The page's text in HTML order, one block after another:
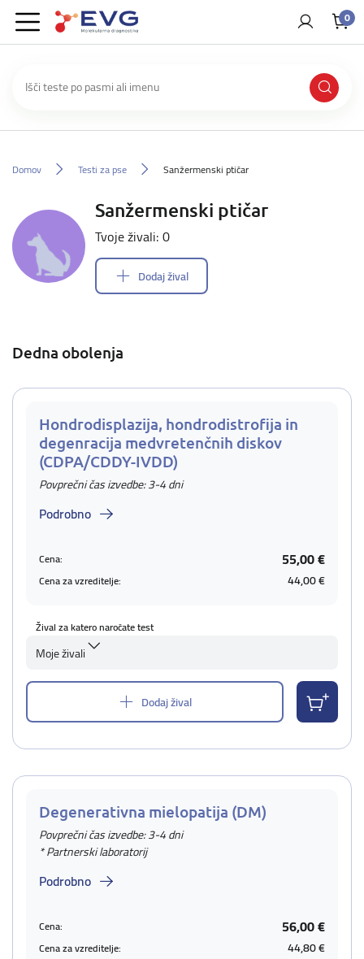
0
Domov Testi za pse Sanžermenski ptičar
Sanžermenski ptičar
Tvoje živali: 0
Dodaj žival
Dedna obolenja
Hondrodisplazija, hondrodistrofija in
degenracija medvretenčnih diskov
(CDPA/CDDY-IVDD)
Povprečni čas izvedbe: 3-4 dni
Podrobno
Cena: 55,00 €
Cena za vzreditelje: 44,00 €
Žival za katero naročate test
Moje živali
Dodaj žival
Degenerativna mielopatija (DM)
Povprečni čas izvedbe: 3-4 dni
* Partnerski laboratorij
Podrobno
Cena: 56,00 €
Cena za vzreditelje: 44,80 €